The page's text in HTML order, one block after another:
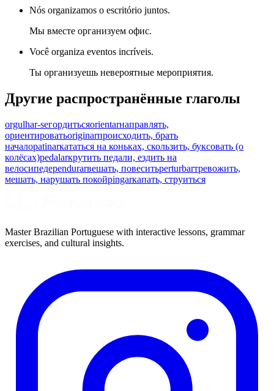
Nós organizamos o escritório juntos.
Мы вместе организуем офис.
Você organiza eventos incríveis.
Ты организуешь невероятные мероприятия.
Другие распространённые глаголы
orgulhar-seгордитьсяorientarнаправлять,
ориентироватьoriginarпроисходить, брать
началоpatinarкататься на коньках, скользить, буксовать (о
колёсах)pedalarкрутить педали, ездить на
велосипедеpendurarвешать, повеситьperturbarтревожить,
мешать, нарушать покойpingarкапать, струиться
Master Brazilian Portuguese with interactive lessons, grammar
exercises, and cultural insights.